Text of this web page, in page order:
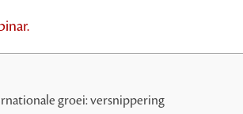
groei: versnippering